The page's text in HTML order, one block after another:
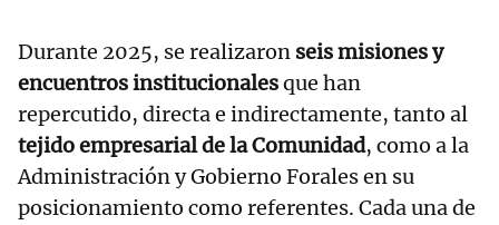
Durante 2025, se realizaron seis misiones y
encuentros institucionalesque han
repercutido, directa e indirectamente, tanto al
tejido empresarial de la Comunidad, como a la
Administración y Gobierno Forales en su
posicionamiento como referentes. Cada una de